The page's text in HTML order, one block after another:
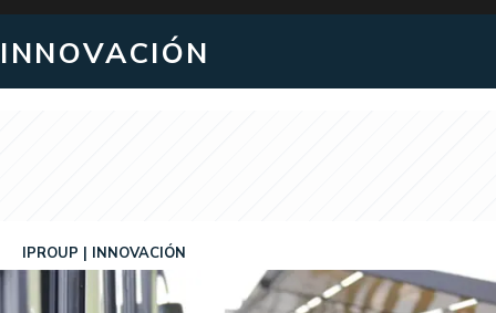
INNOVACIÓN
IPROUP INNOVACIÓN